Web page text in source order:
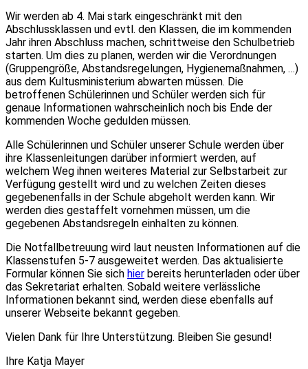
Wir werden ab 4. Mai stark eingeschränkt mit den
Abschlussklassen und evtl. den Klassen, die im kommenden
Jahr ihren Abschluss machen, schrittweise den Schulbetrieb
starten. Um dies zu planen, werden wir die Verordnungen
(Gruppengröße, Abstandsregelungen, Hygienemaßnahmen, …)
aus dem Kultusministerium abwarten müssen. Die
betroffenen Schülerinnen und Schüler werden sich für
genaue Informationen wahrscheinlich noch bis Ende der
kommenden Woche gedulden müssen.
Alle Schülerinnen und Schüler unserer Schule werden über
ihre Klassenleitungen darüber informiert werden, auf
welchem Weg ihnen weiteres Material zur Selbstarbeit zur
Verfügung gestellt wird und zu welchen Zeiten dieses
gegebenenfalls in der Schule abgeholt werden kann. Wir
werden dies gestaffelt vornehmen müssen, um die
gegebenen Abstandsregeln einhalten zu können.
Die Notfallbetreuung wird laut neusten Informationen auf die
Klassenstufen 5-7 ausgeweitet werden. Das aktualisierte
Formular können Sie sich hier bereits herunterladen oder über
das Sekretariat erhalten. Sobald weitere verlässliche
Informationen bekannt sind, werden diese ebenfalls auf
unserer Webseite bekannt gegeben.
Vielen Dank für Ihre Unterstützung. Bleiben Sie gesund!
Ihre Katja Mayer